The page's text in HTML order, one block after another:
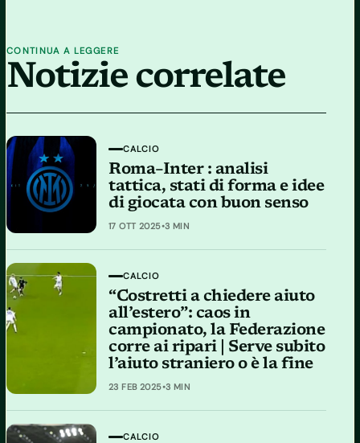
CONTINUA A LEGGERE
Notizie correlate
CALCIO
Roma–Inter : analisi
tattica, stati di forma e idee
di giocata con buon senso
17 OTT 2025•3 MIN
CALCIO
“Costretti a chiedere aiuto
all’estero”: caos in
campionato, la Federazione
corre ai ripari | Serve subito
l’aiuto straniero o è la fine
23 FEB 2025•3 MIN
CALCIO